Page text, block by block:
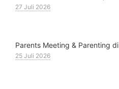
27 Juli 2026
Parents Meeting & Parenting
25 Juli 2026